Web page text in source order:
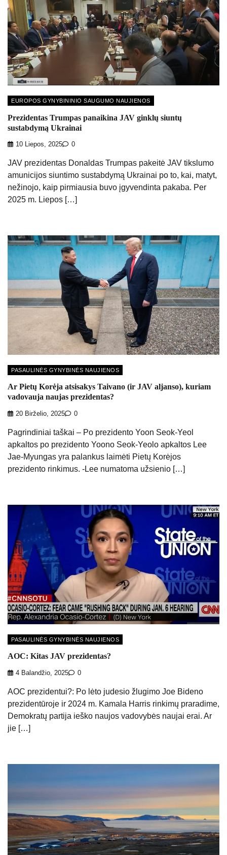
EUROPOS GYNYBININIO SAUGUMO NAUJIENOS
Prezidentas Trumpas panaikina JAV ginklų siuntų
sustabdymą Ukrainai
10 Liepos, 2025 0
JAV prezidentas Donaldas Trumpas pakeitė JAV tikslumo
amunicijos siuntimo sustabdymą Ukrainai po to, kai, matyt,
nežinojo, kaip pirmiausia buvo įgyvendinta pakaba. Per
2025 m. Liepos […]
PASAULINĖS GYNYBINĖS NAUJIENOS
Ar Pietų Korėja atsisakys Taivano (ir JAV aljanso), kuriam
vadovauja naujas prezidentas?
20 Birželio, 2025 0
Pagrindiniai taškai – Po prezidento Yoon Seok-Yeol
apkaltos po prezidento Yoono Seok-Yeolo apkaltos Lee
Jae-Myungas yra palankus laimėti Pietų Korėjos
prezidento rinkimus. -Lee numatoma užsienio […]
PASAULINĖS GYNYBINĖS NAUJIENOS
AOC: Kitas JAV prezidentas?
4 Balandžio, 2025 0
AOC prezidentui?: Po lėto judesio žlugimo Joe Bideno
prezidentūroje ir 2024 m. Kamala Harris rinkimų praradime,
Demokratų partija ieško naujos vadovybės naujai erai. Ar
jie […]